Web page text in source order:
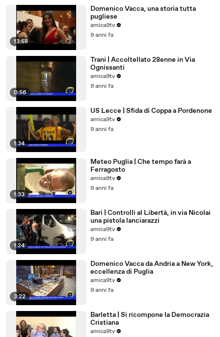
13:58
Domenico Vacca, una storia tutta
pugliese
amica9tv
9 anni fa
0:56
Trani | Accoltellato 28enne in Via
Ognissanti
amica9tv
9 anni fa
1:34
US Lecce | Sfida di Coppa a Pordenone
amica9tv
9 anni fa
1:33
Meteo Puglia | Che tempo farà a
Ferragosto
amica9tv
9 anni fa
1:24
Bari | Controlli al Libertà, in via Nicolai
una pistola lanciarazzi
amica9tv
9 anni fa
3:22
Domenico Vacca da Andria a New York,
eccellenza di Puglia
amica9tv
9 anni fa
Barletta | Si ricompone la Democrazia
Cristiana
amica9tv